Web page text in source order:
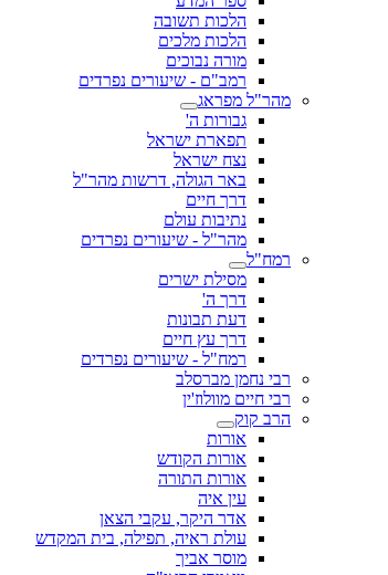
הלכות תשובה
הלכות מלכים
מורה נבוכים
רמב"ם - שיעורים נפרדים
מהר"ל מפראג
גבורות ה'
תפארת ישראל
נצח ישראל
באר הגולה, דרשות מהר"ל
דרך חיים
נתיבות עולם
מהר"ל - שיעורים נפרדים
רמח"ל
מסילת ישרים
דרך ה'
דעת תבונות
דרך עץ חיים
רמח"ל - שיעורים נפרדים
רבי נחמן מברסלב
רבי חיים מוולוז'ין
הרב קוק
אורות
אורות הקודש
אורות התורה
עין איה
אדר היקר, עקבי הצאן
עולת ראיה, תפילה, בית המקדש
מוסר אביך